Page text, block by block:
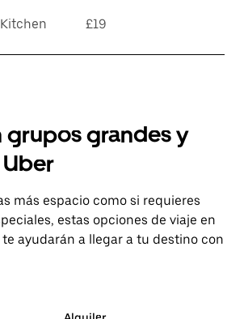
£19
grupos grandes y
más espacio como si requieres
estas opciones de viaje en
ayudarán a llegar a tu destino con